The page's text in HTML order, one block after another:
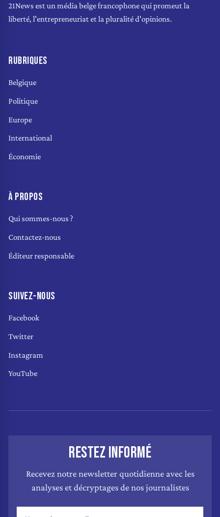
21News est un média belge francophone qui promeut la
liberté, l'entrepreneuriat et la pluralité d'opinions.
RUBRIQUES
Belgique
Politique
Europe
International
Économie
À PROPOS
Qui sommes-nous ?
Contactez-nous
Éditeur responsable
SUIVEZ-NOUS
Facebook
Twitter
Instagram
YouTube
RESTEZ INFORMÉ
Recevez notre newsletter quotidienne avec les
analyses et décryptages de nos journalistes